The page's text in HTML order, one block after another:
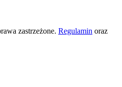
zastrzeżone. Regulamin oraz